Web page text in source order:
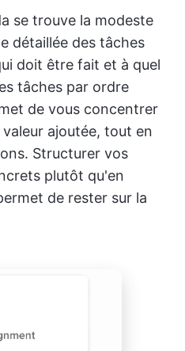
se trouve la modeste
détaillée des tâches
doit être fait et à quel
tâches par ordre
de vous concentrer
ajoutée, tout en
Structurer vos
plutôt qu'en
de rester sur la